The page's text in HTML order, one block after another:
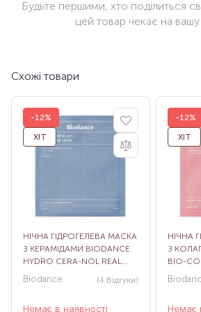
Будьте першими, хто поділиться
цей товар чекає на
Схожі товари
-12%
ХІТ
НІЧНА ГІДРОГЕЛЕВА МАСКА
З КЕРАМІДАМИ BIODANCE
HYDRO CERA-NOL REAL
DEEP SHEET MASK, 1 ШТ
Biodance (4 Відгуки)
Немає в наявності
-12%
ХІТ
НІЧНА
З
BIO-
MASK, 1
Немає